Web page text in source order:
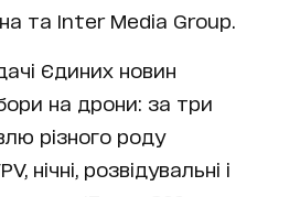
та Inter Media Group.
Єдиних новин
на дрони: за три
різного роду
нічні, розвідувальні і